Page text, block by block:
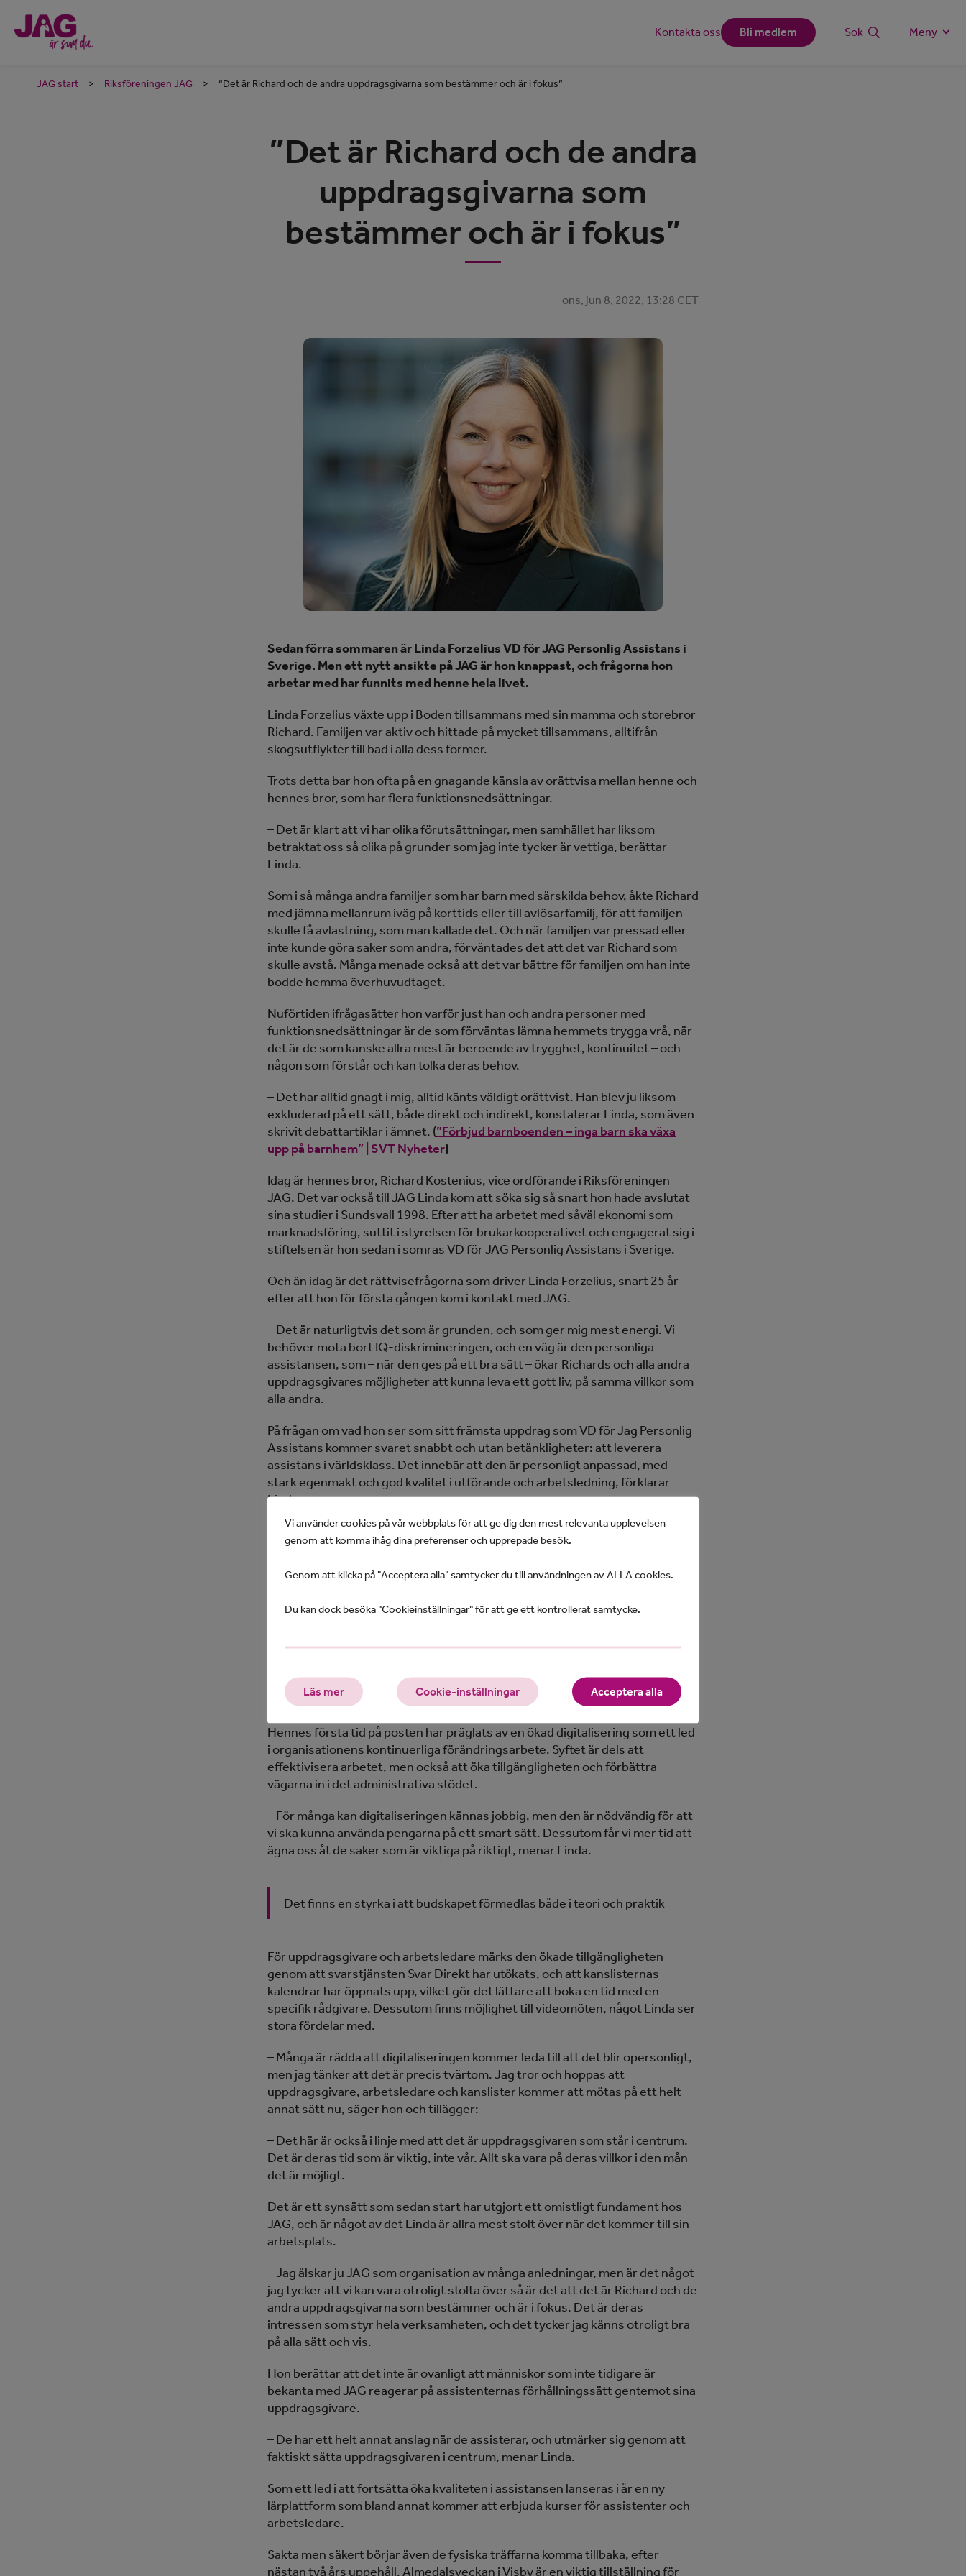
Kontakta oss Bli medlem Sök Meny
JAG start > Riksföreningen JAG > “Det är Richard och de andra uppdragsgivarna som bestämmer och är i fokus”
”Det är Richard och de andra
uppdragsgivarna som
bestämmer och är i fokus”
ons, jun 8, 2022, 13:28 CET
Sedan förra sommaren är Linda Forzelius VD för JAG Personlig Assistans i
Sverige. Men ett nytt ansikte på JAG är hon knappast, och frågorna hon
arbetar med har funnits med henne hela livet.
Linda Forzelius växte upp i Boden tillsammans med sin mamma och storebror
Richard. Familjen var aktiv och hittade på mycket tillsammans, alltifrån
skogsutflykter till bad i alla dess former.
Trots detta bar hon ofta på en gnagande känsla av orättvisa mellan henne och
hennes bror, som har flera funktionsnedsättningar.
– Det är klart att vi har olika förutsättningar, men samhället har liksom
betraktat oss så olika på grunder som jag inte tycker är vettiga, berättar
Linda.
Som i så många andra familjer som har barn med särskilda behov, åkte Richard
med jämna mellanrum iväg på korttids eller till avlösarfamilj, för att familjen
skulle få avlastning, som man kallade det. Och när familjen var pressad eller
inte kunde göra saker som andra, förväntades det att det var Richard som
skulle avstå. Många menade också att det var bättre för familjen om han inte
bodde hemma överhuvudtaget.
Nuförtiden ifrågasätter hon varför just han och andra personer med
funktionsnedsättningar är de som förväntas lämna hemmets trygga vrå, när
det är de som kanske allra mest är beroende av trygghet, kontinuitet ­– och
någon som förstår och kan tolka deras behov.
– Det har alltid gnagt i mig, alltid känts väldigt orättvist. Han blev ju liksom
exkluderad på ett sätt, både direkt och indirekt, konstaterar Linda, som även
skrivit debattartiklar i ämnet. (”Förbjud barnboenden – inga barn ska växa
upp på barnhem” | SVT Nyheter)
Idag är hennes bror, Richard Kostenius, vice ordförande i Riksföreningen
JAG. Det var också till JAG Linda kom att söka sig så snart hon hade avslutat
sina studier i Sundsvall 1998. Efter att ha arbetet med såväl ekonomi som
marknadsföring, suttit i styrelsen för brukarkooperativet och engagerat sig i
stiftelsen är hon sedan i somras VD för JAG Personlig Assistans i Sverige.
Och än idag är det rättvisefrågorna som driver Linda Forzelius, snart 25 år
efter att hon för första gången kom i kontakt med JAG.
– Det är naturligtvis det som är grunden, och som ger mig mest energi. Vi
behöver mota bort IQ-diskrimineringen, och en väg är den personliga
assistansen, som – när den ges på ett bra sätt – ökar Richards och alla andra
uppdragsgivares möjligheter att kunna leva ett gott liv, på samma villkor som
alla andra.
På frågan om vad hon ser som sitt främsta uppdrag som VD för Jag Personlig
Assistans kommer svaret snabbt och utan betänkligheter: att leverera
assistans i världsklass. Det innebär att den är personligt anpassad, med
stark egenmakt och god kvalitet i utförande och arbetsledning, förklarar
Linda.
Det är ett uppdrag som inte kommer utan utmaningar. Det ekonomiska läget
är pressat, med en assistansersättning som inte alltid täcker
JAGs kärnfrågor är därför införandet av en differentierad
behovet.
– Som det är nu jobbar vi hela tiden mot ett minskat utrymme när det gäller
av förslaget om en differentierad schablon och gör verklighet av den. Till
dess behöver vi prioritera om och tänka smartare, säger Linda.
Hennes första tid på posten har präglats av en ökad digitalisering som ett led
i organisationens kontinuerliga förändringsarbete. Syftet är dels att
effektivisera arbetet, men också att öka tillgängligheten och förbättra
vägarna in i det administrativa stödet.
– För många kan digitaliseringen kännas jobbig, men den är nödvändig för att
vi ska kunna använda pengarna på ett smart sätt. Dessutom får vi mer tid att
ägna oss åt de saker som är viktiga på riktigt, menar Linda.
Det finns en styrka i att budskapet förmedlas både i teori och praktik
För uppdragsgivare och arbetsledare märks den ökade tillgängligheten
genom att svarstjänsten Svar Direkt har utökats, och att kanslisternas
kalendrar har öppnats upp, vilket gör det lättare att boka en tid med en
specifik rådgivare. Dessutom finns möjlighet till videomöten, något Linda ser
stora fördelar med.
– Många är rädda att digitaliseringen kommer leda till att det blir opersonligt,
men jag tänker att det är precis tvärtom. Jag tror och hoppas att
uppdragsgivare, arbetsledare och kanslister kommer att mötas på ett helt
annat sätt nu, säger hon och tillägger:
– Det här är också i linje med att det är uppdragsgivaren som står i centrum.
Det är deras tid som är viktig, inte vår. Allt ska vara på deras villkor i den mån
det är möjligt.
Det är ett synsätt som sedan start har utgjort ett omistligt fundament hos
JAG, och är något av det Linda är allra mest stolt över när det kommer till sin
arbetsplats.
– Jag älskar ju JAG som organisation av många anledningar, men är det något
jag tycker att vi kan vara otroligt stolta över så är det att det är Richard och de
andra uppdragsgivarna som bestämmer och är i fokus. Det är deras
intressen som styr hela verksamheten, och det tycker jag känns otroligt bra
på alla sätt och vis.
Hon berättar att det inte är ovanligt att människor som inte tidigare är
bekanta med JAG reagerar på assistenternas förhållningssätt gentemot sina
uppdragsgivare.
– De har ett helt annat anslag när de assisterar, och utmärker sig genom att
faktiskt sätta uppdragsgivaren i centrum, menar Linda.
Som ett led i att fortsätta öka kvaliteten i assistansen lanseras i år en ny
lärplattform som bland annat kommer att erbjuda kurser för assistenter och
arbetsledare.
Sakta men säkert börjar även de fysiska träffarna komma tillbaka, efter
nästan två års uppehåll. Almedalsveckan i Visby är en viktig tillställning för
Vi använder cookies på vår webbplats för att ge dig den mest relevanta upplevelsen
genom att komma ihåg dina preferenser och upprepade besök.
Genom att klicka på "Acceptera alla" samtycker du till användningen av ALLA cookies.
Du kan dock besöka "Cookieinställningar" för att ge ett kontrollerat samtycke.
Läs mer Cookie-inställningar Acceptera alla